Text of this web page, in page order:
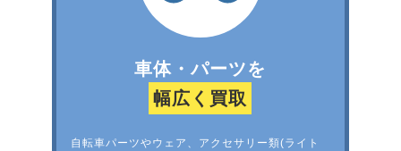
車体・パーツを
幅広く買取
自転車パーツやウェア、アクセサリー類(ライト